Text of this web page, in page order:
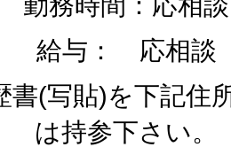
給与： 応相談
書(写貼)を下記住
は持参下さい。